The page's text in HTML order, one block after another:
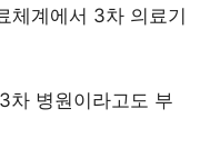
체계에서 3차 의료기
차 병원이라고도 부